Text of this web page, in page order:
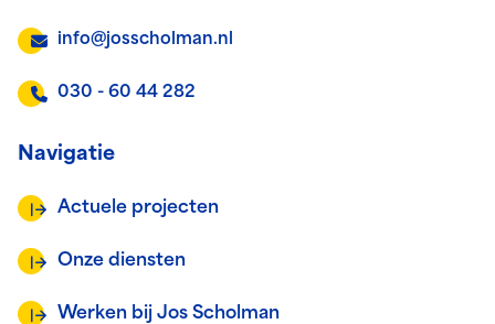
info@josscholman.nl
030 - 60 44 282
Navigatie
Actuele projecten
Onze diensten
Werken bij Jos Scholman